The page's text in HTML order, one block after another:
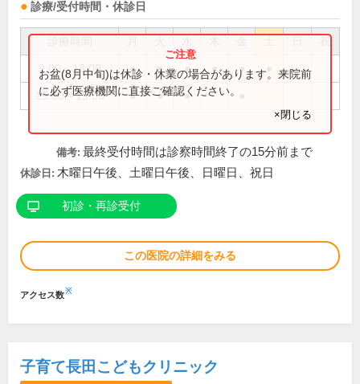
診療/受付時間・休診日
祝
9:00～13:00 ● ● ● ● ●
15:00～19:00 ● ● ●
お盆(8月中旬)は休診・休業の場合があります。来院前
に必ず医療機関に直接ご確認ください。
×閉じる
備考: 最終受付時間は診察時間終了の15分前まで
休診日: 木曜日午後、土曜日午後、日曜日、祝日
初診・再診受付
この医院の詳細をみる
アクセス数※
子育て長田こどもクリニック